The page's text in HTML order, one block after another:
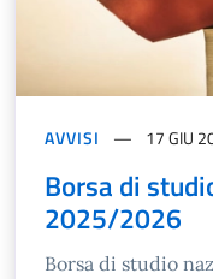
AVVISI 17 GIU
Borsa di
2025/2026
Borsa di studio